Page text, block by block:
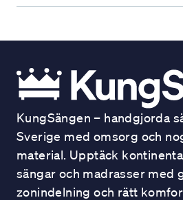
KungSängen – handgjorda
Sverige med omsorg och
material. Upptäck
sängar och madrasser med
zonindelning och rätt